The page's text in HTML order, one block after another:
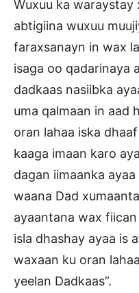
Wuxuu ka waraystay
abtigiina wuxuu
faraxsanayn in wax
isaga oo qadarinaya
dadkaas nasiibka
uma qalmaan in aad
oran lahaa iska
kaaga imaan karo
dagan iimaanka
waana Dad
ayaantana wax
isla dhashay ayaa is
waxaan ku oran
yeelan Dadkaas”.